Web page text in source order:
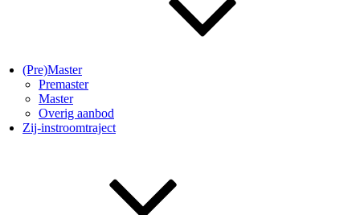
(Pre)Master
Premaster
Master
Overig aanbod
Zij-instroomtraject